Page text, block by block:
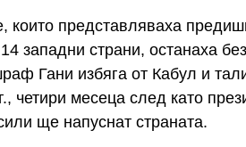
които представляваха
западни страни, останаха
Гани избяга от Кабул и
четири месеца след като
ще напуснат страната.